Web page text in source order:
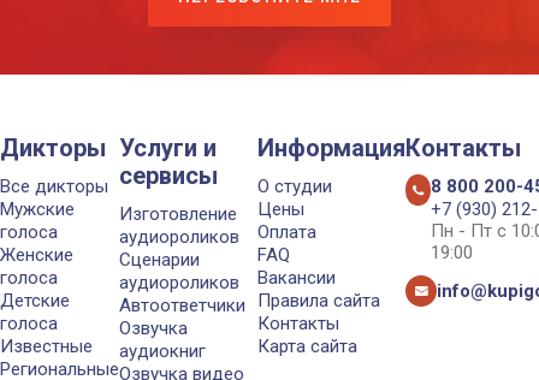
Дикторы
Все дикторы
Мужские
голоса
Женские
голоса
Детские
голоса
Известные
Региональные
Услуги и
сервисы
Изготовление
аудиороликов
Сценарии
аудиороликов
Автоответчики
Озвучка
аудиокниг
Озвучка видео
Информация
О студии
Цены
Оплата
FAQ
Вакансии
Правила сайта
Контакты
Карта сайта
Контакты
8 800 200-
+7 (930)
Пн - Пт с
19:00